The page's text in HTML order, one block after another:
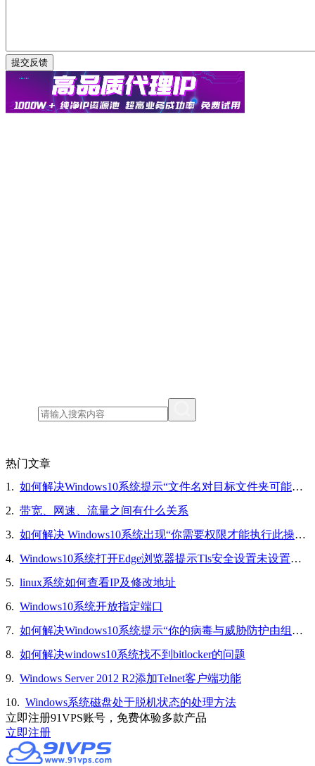
热门文章
1. 如何解决Windows10系统提示“文件名对目标文件夹可能太长，你可以缩短文件名”的问题
2. 带宽、网速、流量之间有什么关系
3. 如何解决 Windows10系统出现“你需要权限才能执行此操作”的问题
4. Windows10系统打开Edge浏览器提示Tls安全设置未设置为默认设置的解决方法
5. linux系统如何查看IP及修改地址
6. Windows10系统开放指定端口
7. 如何解决Windows10系统提示“你的病毒与威胁防护由组织提供”的问题
8. 如何解决windows10系统找不到bitlocker的问题
9. Windows Server 2012 R2添加Telnet客户端功能
10. Windows系统磁盘处于脱机状态的处理方法
立即注册91VPS账号，免费体验多款产品
立即注册